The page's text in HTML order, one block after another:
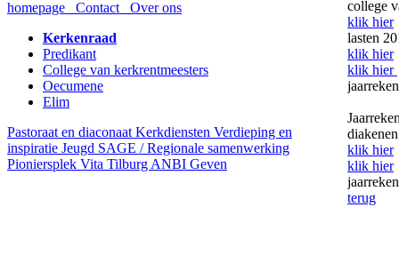
homepage Contact
Over ons
Kerkenraad
Predikant
College van kerkrentmeesters
Oecumene
Elim
Pastoraat en diaconaat Kerkdiensten Verdieping en
inspiratie Jeugd SAGE / Regionale samenwerking
Pioniersplek Vita Tilburg ANBI Geven
college
klik hier
lasten
klik hier
klik hier
klik hier
klik hier
terug